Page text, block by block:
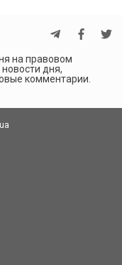
на правовом
дня,
комментарии.